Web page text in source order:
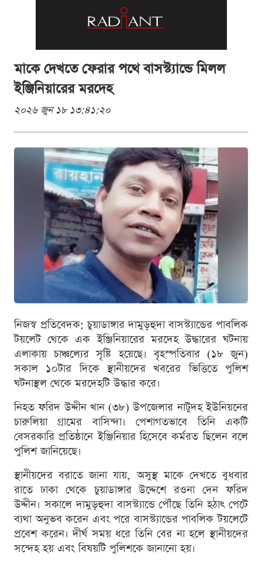
মাকে দেখতে ফেরার পথে বাসস্ট্যান্ডে মিলল
ইঞ্জিনিয়ারের মরদেহ
২০২৬ জুন ১৮ ১৩:৪১:২০
নিজস্ব প্রতিবেদক: চুয়াডাঙ্গার দামুড়হুদা বাসস্ট্যান্ডের পাবলিক
টয়লেট থেকে এক ইঞ্জিনিয়ারের মরদেহ উদ্ধারের ঘটনায়
এলাকায় চাঞ্চল্যের সৃষ্টি হয়েছে। বৃহস্পতিবার (১৮ জুন)
সকাল ১০টার দিকে স্থানীয়দের খবরের ভিত্তিতে পুলিশ
ঘটনাস্থল থেকে মরদেহটি উদ্ধার করে।
নিহত ফরিদ উদ্দীন খান (৩৮) উপজেলার নাটুদহ ইউনিয়নের
চারুলিয়া গ্রামের বাসিন্দা। পেশাগতভাবে তিনি একটি
বেসরকারি প্রতিষ্ঠানে ইঞ্জিনিয়ার হিসেবে কর্মরত ছিলেন বলে
পুলিশ জানিয়েছে।
স্থানীয়দের বরাতে জানা যায়, অসুস্থ মাকে দেখতে বুধবার
রাতে ঢাকা থেকে চুয়াডাঙ্গার উদ্দেশে রওনা দেন ফরিদ
উদ্দীন। সকালে দামুড়হুদা বাসস্ট্যান্ডে পৌঁছে তিনি হঠাৎ পেটে
ব্যথা অনুভব করেন এবং পরে বাসস্ট্যান্ডের পাবলিক টয়লেটে
প্রবেশ করেন। দীর্ঘ সময় ধরে তিনি বের না হলে স্থানীয়দের
সন্দেহ হয় এবং বিষয়টি পুলিশকে জানানো হয়।